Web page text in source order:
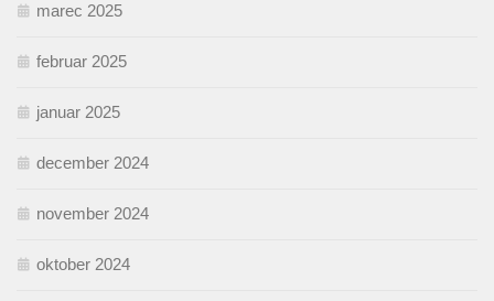
marec 2025
februar 2025
januar 2025
december 2024
november 2024
oktober 2024